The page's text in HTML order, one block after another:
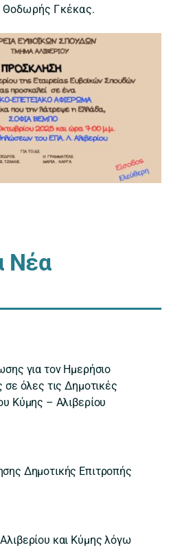
Θοδωρής Γκέκας.
Νέα
για τον Ημερήσιο
σε όλες τις Δημοτικές
Κύμης – Αλιβερίου
Δημοτικής Επιτροπής
και Κύμης λόγω